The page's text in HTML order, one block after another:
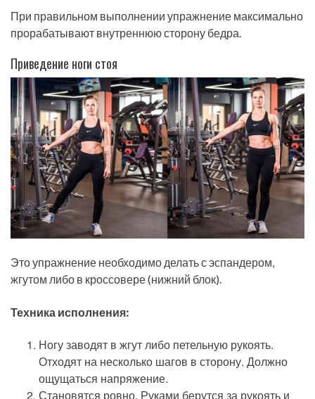
При правильном выполнении упражнение максимально
прорабатывают внутреннюю сторону бедра.
Приведение ноги стоя
Это упражнение необходимо делать с эспандером,
жгутом либо в кроссовере (нижний блок).
Техника исполнения:
Ногу заводят в жгут либо петельную рукоять.
Отходят на несколько шагов в сторону. Должно
ощущаться напряжение.
Становятся ровно. Руками берутся за рукоять и